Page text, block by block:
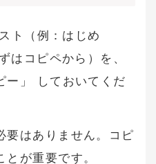
ト（例：はじめ
はコピペから）を、
ー」 しておいてくだ
はありません。コピ
が重要です。